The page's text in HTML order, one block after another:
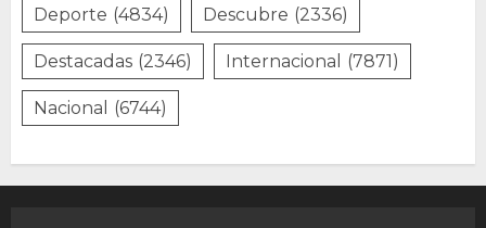
Deporte (4834) Descubre (2336)
Destacadas (2346) Internacional (7871)
Nacional (6744)